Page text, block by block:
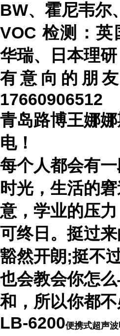
BW、霍尼韦尔
VOC检测：英
华瑞、日本理研
有意向的朋
17660906512
青岛路博王娜
电！
每个人都会有
时光，生活的
意，学业的压
可终日。挺过
豁然开朗 ;挺不
也会教会你怎
和，所以你都不
LB-6200便携式超声